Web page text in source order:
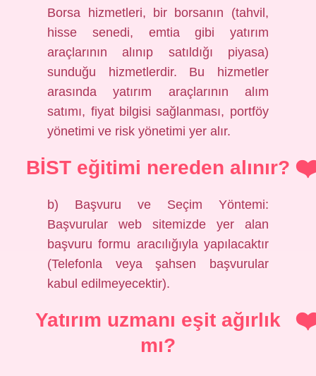
Borsa hizmetleri, bir borsanın (tahvil,
hisse senedi, emtia gibi yatırım
araçlarının alınıp satıldığı piyasa)
sunduğu hizmetlerdir. Bu hizmetler
arasında yatırım araçlarının alım
satımı, fiyat bilgisi sağlanması, portföy
yönetimi ve risk yönetimi yer alır.
BİST eğitimi nereden alınır?
b) Başvuru ve Seçim Yöntemi:
Başvurular web sitemizde yer alan
başvuru formu aracılığıyla yapılacaktır
(Telefonla veya şahsen başvurular
kabul edilmeyecektir).
Yatırım uzmanı eşit ağırlık
mı?